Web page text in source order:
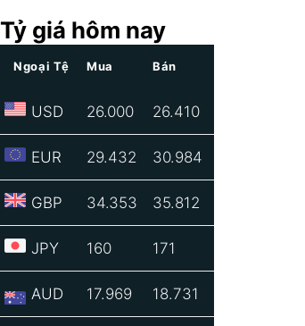
Tỷ giá hôm nay
Ngoại Tệ Mua Bán
USD 26.000 26.410
EUR 29.432 30.984
GBP 34.353 35.812
JPY 160 171
AUD 17.969 18.731